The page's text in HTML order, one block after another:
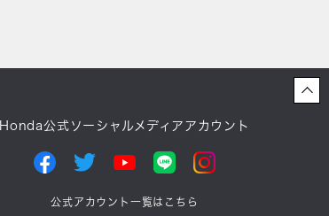
Honda公式ソーシャルメディアアカウント
公式アカウント一覧はこちら